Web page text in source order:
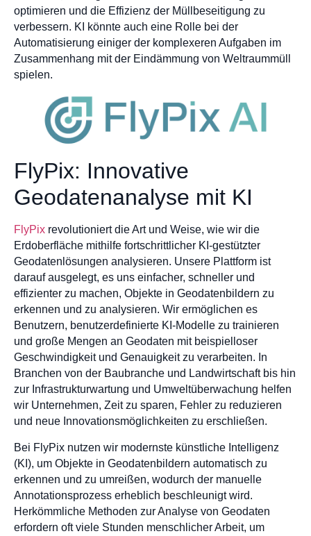
optimieren und die Effizienz der Müllbeseitigung zu
verbessern. KI könnte auch eine Rolle bei der
Automatisierung einiger der komplexeren Aufgaben im
Zusammenhang mit der Eindämmung von Weltraummüll
spielen.
FlyPix: Innovative
Geodatenanalyse mit KI
FlyPix revolutioniert die Art und Weise, wie wir die
Erdoberfläche mithilfe fortschrittlicher KI-gestützter
Geodatenlösungen analysieren. Unsere Plattform ist
darauf ausgelegt, es uns einfacher, schneller und
effizienter zu machen, Objekte in Geodatenbildern zu
erkennen und zu analysieren. Wir ermöglichen es
Benutzern, benutzerdefinierte KI-Modelle zu trainieren
und große Mengen an Geodaten mit beispielloser
Geschwindigkeit und Genauigkeit zu verarbeiten. In
Branchen von der Baubranche und Landwirtschaft bis hin
zur Infrastrukturwartung und Umweltüberwachung helfen
wir Unternehmen, Zeit zu sparen, Fehler zu reduzieren
und neue Innovationsmöglichkeiten zu erschließen.
Bei FlyPix nutzen wir modernste künstliche Intelligenz
(KI), um Objekte in Geodatenbildern automatisch zu
erkennen und zu umreißen, wodurch der manuelle
Annotationsprozess erheblich beschleunigt wird.
Herkömmliche Methoden zur Analyse von Geodaten
erfordern oft viele Stunden menschlicher Arbeit, um